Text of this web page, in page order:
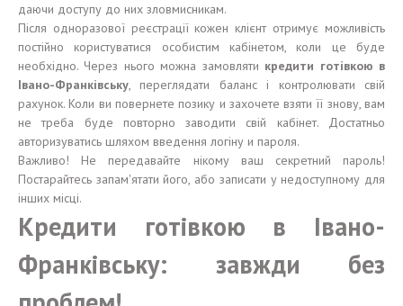
даючи доступу до них зловмисникам.
Після одноразової реєстрації кожен клієнт отримує можливість
постійно користуватися особистим кабінетом, коли це буде
необхідно. Через нього можна замовляти кредити готівкою в
Івано-Франківську, переглядати баланс і контролювати свій
рахунок. Коли ви повернете позику и захочете взяти її знову, вам
не треба буде повторно заводити свій кабінет. Достатньо
авторизуватись шляхом введення логіну и пароля.
Важливо! Не передавайте нікому ваш секретний пароль!
Постарайтесь запам'ятати його, або записати у недоступному для
інших місці.
Кредити готівкою в Івано-
Франківську: завжди без